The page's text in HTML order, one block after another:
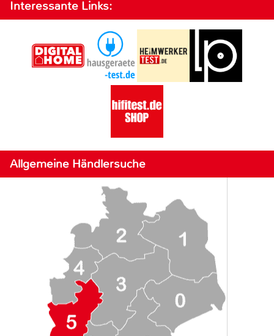
Interessante Links:
Allgemeine Händlersuche